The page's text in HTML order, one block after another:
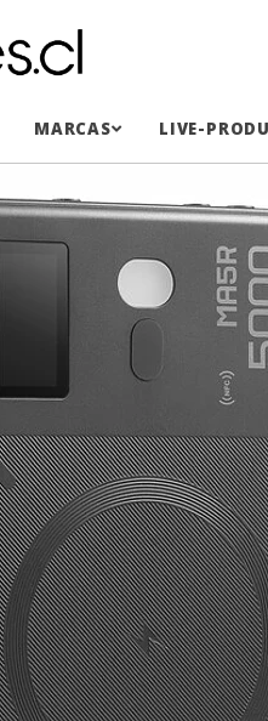
MARCAS LIVE-